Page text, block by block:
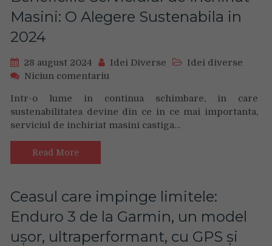
Masini: O Alegere Sustenabila in
2024
28 august 2024 Idei Diverse
Idei diverse
Niciun comentariu
Serviciului
de
Inchiriat
2024
Intr-o lume in continua schimbare, in care
sustenabilitatea devine din ce in ce mai importanta,
serviciul de inchiriat masini castiga…
Read More
Ceasul care impinge limitele:
Enduro 3 de la Garmin, un model
ușor, ultraperformant, cu GPS și